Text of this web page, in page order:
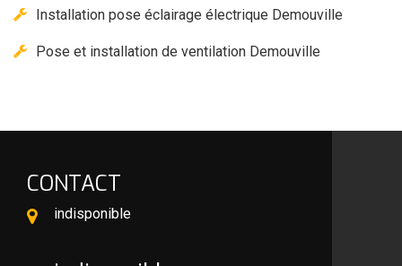
Installation pose éclairage électrique Demouville
Pose et installation de ventilation Demouville
CONTACT
indisponible